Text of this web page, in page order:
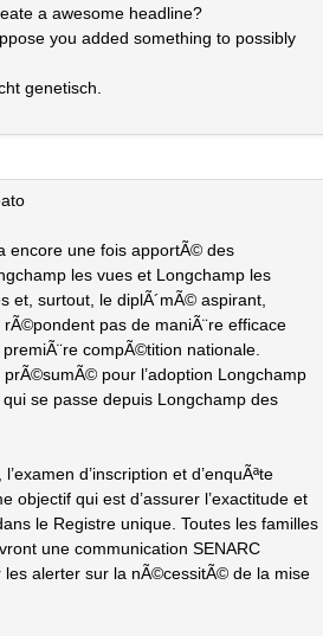
a awesome headline?
you added something to possibly
genetisch.
encore une fois apportÃ© des
les vues et Longchamp les
et, surtout, le diplÃ´mÃ© aspirant,
pas de maniÃ¨re efficace
compÃ©tition nationale.
pour l’adoption Longchamp
se passe depuis Longchamp des
d’inscription et d’enquÃªte
objectif qui est d’assurer l’exactitude et
le Registre unique. Toutes les familles
une communication SENARC
alerter sur la nÃ©cessitÃ© de la mise